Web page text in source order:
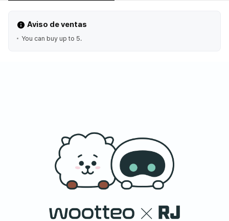
Aviso de ventas
You can buy up to 5.